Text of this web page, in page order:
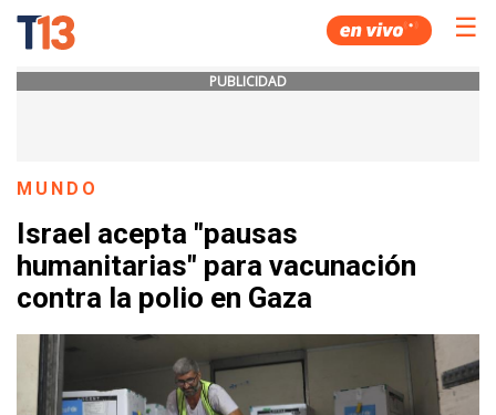
☰
PUBLICIDAD
MUNDO
Israel acepta "pausas
humanitarias" para vacunación
contra la polio en Gaza